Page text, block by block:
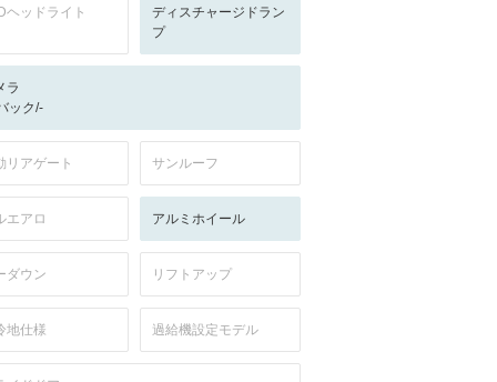
ヘッドライト
ディスチャージドラン
プ
ラ
ック/-
リアゲート サンルーフ
エアロ アルミホイール
ダウン リフトアップ
地仕様 過給機設定モデル